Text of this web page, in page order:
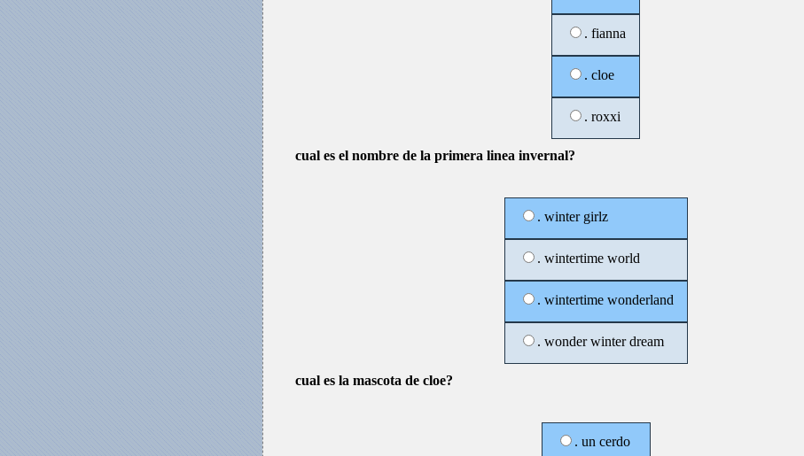
. fianna
. cloe
. roxxi
cual es el nombre de la primera linea invernal?
. winter girlz
. wintertime world
. wintertime wonderland
. wonder winter dream
cual es la mascota de cloe?
. un cerdo